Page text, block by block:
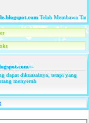
Telah Membawa
=-
dapat dikuasainya, tetapi yang
menyerah